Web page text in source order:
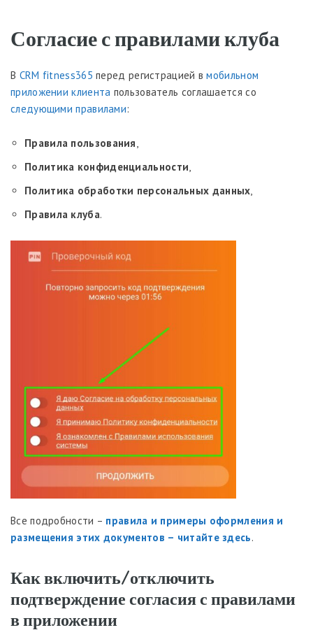
Согласие с правилами клуба
В CRM fitness365 перед регистрацией вмобильном
приложении клиента пользователь соглашается со
следующими правилами:
Правила пользования,
Политика конфиденциальности,
Политика обработки персональных данных,
Правила клуба.
Все подробности – правила и примеры оформления и
размещения этих документов – читайте здесь.
Как включить/отключить
подтверждение согласия с правилами
в приложении